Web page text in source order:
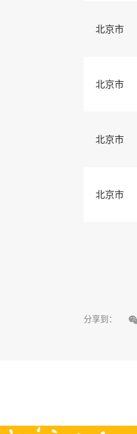
北京市
北京市
北京市
北京市
分享到：